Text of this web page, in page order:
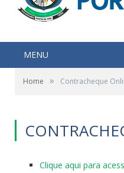
MENU
Home » Contracheque
Clique aqui para